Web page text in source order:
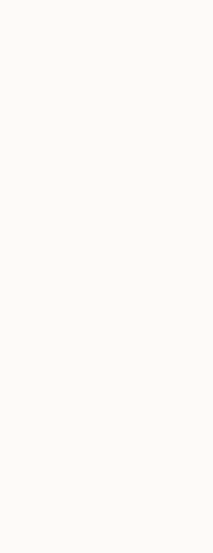
de caféine ?
rare et recherchée ?
Laurina le plus célèbre
Réunion
de la réunion ?
LAURINA ?
plusieurs siècles.
des
unique : sa
et pointue de ses
Le Laurina est